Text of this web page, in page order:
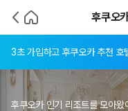
후쿠오
3초 가입하고 후쿠오카 추천 호
후쿠오카 인기 리조트를 모아왔